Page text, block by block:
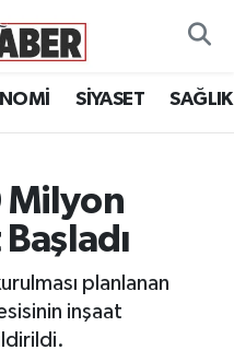
SİYASET SAĞLIK
Milyon
planlanan
inşaat
ve Fikstür